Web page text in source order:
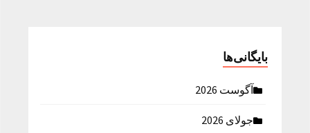
بایگانی‌ها
آگوست 2026
جولای 2026